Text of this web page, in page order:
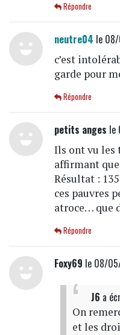
Répondre
neutre04 le
c’est
garde pour
Répondre
petits anges le
Ils ont vu les
affirmant
Résultat :
ces pauvres
atroce… que
Répondre
Foxy69 le 08/
J6 a
On
et les